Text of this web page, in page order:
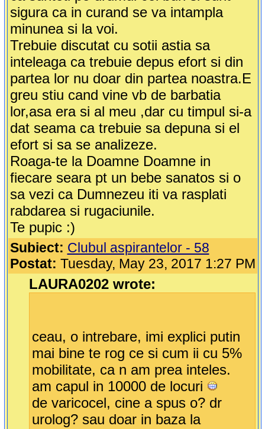
sigura ca in curand se va intampla
minunea si la voi.
Trebuie discutat cu sotii astia sa
inteleaga ca trebuie depus efort si din
partea lor nu doar din partea noastra.E
greu stiu cand vine vb de barbatia
lor,asa era si al meu ,dar cu timpul si-a
dat seama ca trebuie sa depuna si el
efort si sa se analizeze.
Roaga-te la Doamne Doamne in
fiecare seara pt un bebe sanatos si o
sa vezi ca Dumnezeu iti va rasplati
rabdarea si rugaciunile.
Te pupic :)
Subiect: Clubul aspirantelor - 58
Postat: Tuesday, May 23, 2017 1:27 PM
LAURA0202 wrote:
ceau, o intrebare, imi explici putin
mai bine te rog ce si cum ii cu 5%
mobilitate, ca n am prea inteles.
am capul in 10000 de locuri
de varicocel, cine a spus o? dr
urolog? sau doar in baza la